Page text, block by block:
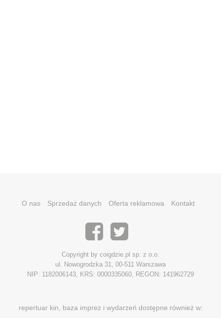
O nas Sprzedaż danych Oferta reklamowa Kontakt
Copyright by coigdzie.pl sp. z o.o.
ul. Nowogrodzka 31, 00-511 Warszawa
NIP: 1182006143, KRS: 0000335060, REGON: 141962729
repertuar kin, baza imprez i wydarzeń dostępne również w: